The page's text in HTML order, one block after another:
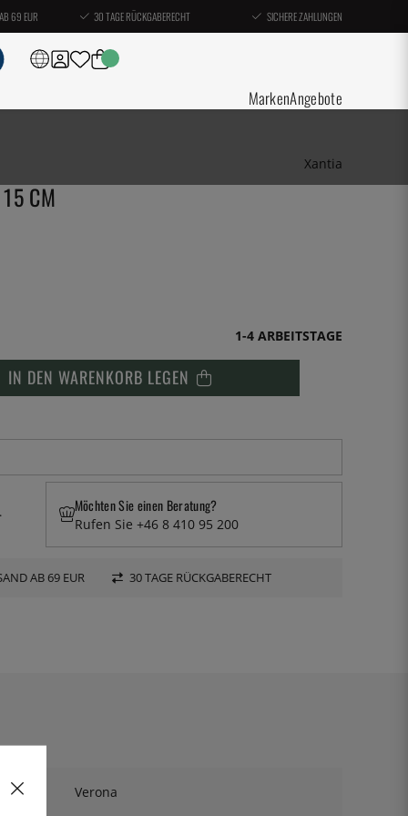
69 EUR 30 TAGE RÜCKGABERECHT SICHERE ZAHLUNGEN
MarkenAngebote
Xantia
CM
1-4 ARBEITSTAGE
IN DEN WARENKORB LEGEN
Möchten Sie einen Beratung?
Rufen Sie +46 8 410 95 200
AB 69 EUR 30 TAGE RÜCKGABERECHT
Verona